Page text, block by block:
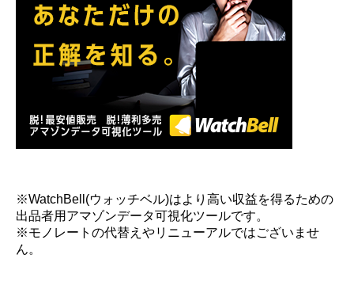
※WatchBell(ウォッチベル)はより高い収益を得るための
出品者用アマゾンデータ可視化ツールです。
※モノレートの代替えやリニューアルではございませ
ん。